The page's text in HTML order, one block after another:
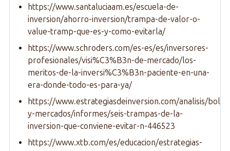
https://www.santaluciaam.es/escuela-de-
inversion/ahorro-inversion/trampa-de-valor-o-
value-tramp-que-es-y-como-evitarla/
https://www.schroders.com/es-es/es/inversores-
profesionales/visi%C3%B3n-de-mercado/los-
meritos-de-la-inversi%C3%B3n-paciente-en-una-
era-donde-todo-es-para-ya/
https://www.estrategiasdeinversion.com/analisis/
y-mercados/informes/seis-trampas-de-la-
inversion-que-conviene-evitar-n-446523
https://www.xtb.com/es/educacion/estrategias-